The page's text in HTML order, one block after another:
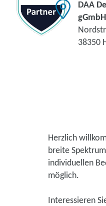
DAA
gGmbH
38350
Herzlich
breite
individuellen
möglich.
Interessieren